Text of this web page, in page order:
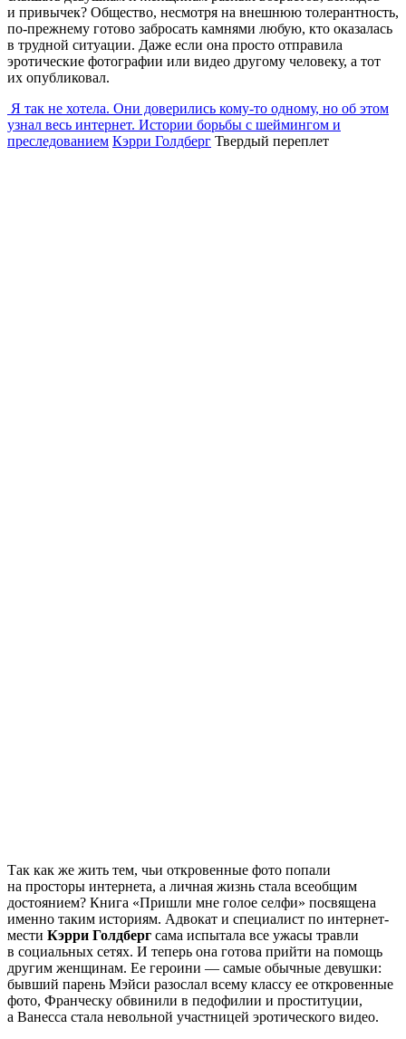
и привычек? Общество, несмотря на внешнюю толерантность,
по-прежнему готово забросать камнями любую, кто оказалась
в трудной ситуации. Даже если она просто отправила
эротические фотографии или видео другому человеку, а тот
их опубликовал.
Я так не хотела. Они доверились кому-то одному, но об этом
узнал весь интернет. Истории борьбы с шеймингом и
преследованием Кэрри Голдберг Твердый переплет
Так как же жить тем, чьи откровенные фото попали
на просторы интернета, а личная жизнь стала всеобщим
достоянием? Книга «Пришли мне голое селфи» посвящена
именно таким историям. Адвокат и специалист по интернет-
мести Кэрри Голдберг сама испытала все ужасы травли
в социальных сетях. И теперь она готова прийти на помощь
другим женщинам. Ее героини — самые обычные девушки:
бывший парень Мэйси разослал всему классу ее откровенные
фото, Франческу обвинили в педофилии и проституции,
а Ванесса стала невольной участницей эротического видео.